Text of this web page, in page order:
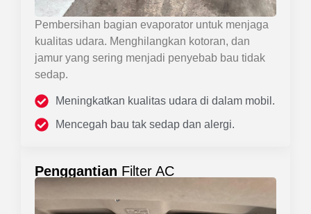
Pembersihan bagian evaporator untuk menjaga
kualitas udara. Menghilangkan kotoran, dan
jamur yang sering menjadi penyebab bau tidak
sedap.
Meningkatkan kualitas udara di dalam mobil.
Mencegah bau tak sedap dan alergi.
Penggantian Filter AC